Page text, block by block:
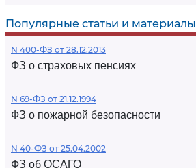
Популярные статьи и материалы
N 400-ФЗ от 28.12.2013
ФЗ о страховых пенсиях
N 69-ФЗ от 21.12.1994
ФЗ о пожарной безопасности
N 40-ФЗ от 25.04.2002
ФЗ об ОСАГО